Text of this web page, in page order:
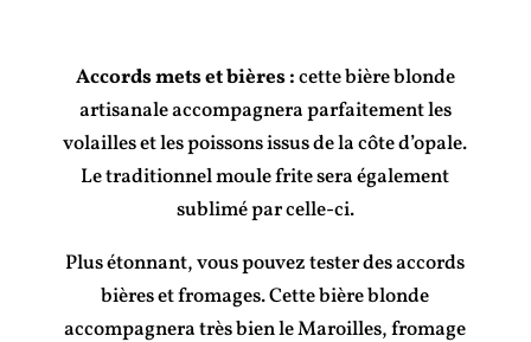
Accords mets et bières :cette bière blonde
artisanale accompagnera parfaitement les
volailles et les poissons issus de la côte d’opale.
Le traditionnel moule frite sera également
sublimé par celle-ci.
Plus étonnant, vous pouvez tester des accords
bières et fromages. Cette bière blonde
accompagnera très bien le Maroilles, fromage